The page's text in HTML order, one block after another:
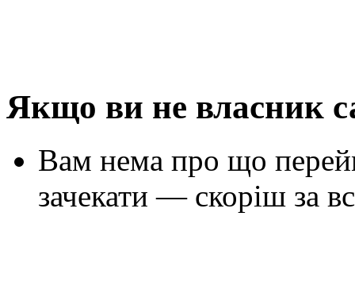
Якщо ви не власник
Вам нема про що
зачекати — скоріш за